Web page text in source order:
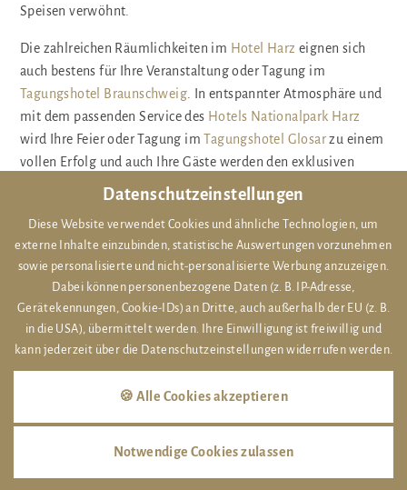
Datenschutzeinstellungen
Diese Website verwendet Cookies und ähnliche Technologien, um
externe Inhalte einzubinden, statistische Auswertungen vorzunehmen
sowie personalisierte und nicht-personalisierte Werbung anzuzeigen.
Dabei können personenbezogene Daten (z. B. IP-Adresse,
Gerätekennungen, Cookie-IDs) an Dritte, auch außerhalb der EU (z. B.
in die USA), übermittelt werden. Ihre Einwilligung ist freiwillig und
kann jederzeit über die Datenschutzeinstellungen widerrufen werden.
🍪 Alle Cookies akzeptieren
Notwendige Cookies zulassen
Speisen verwöhnt.
Die zahlreichen Räumlichkeiten im Hotel Harz eignen sich
auch bestens für Ihre Veranstaltung oder Tagung im
Tagungshotel Braunschweig . In entspannter Atmosphäre und
mit dem passenden Service des Hotels Nationalpark Harz
wird Ihre Feier oder Tagung imTagungshotel Glosarzu einem
vollen Erfolg und auch Ihre Gäste werden den exklusiven
Hotels Bad Harzburg
lieben. Und auch die
Hotels Harz
beste Voraussetzungen für eine gelungene Veranstaltung im
Seminarhotel Harz.
Rund um dasRomantik Hotel Harzgibt es während Ihres
Urlaubs im Harzviel zu erkunden. Der schöne Nationalpark
Harz lädt zum Staunen und Entdecken ein. Wandern,
Radfahren, Walken oder Golfen stehen auf demHarz Urlaub
bestens präparierte Pisten und auch bei schlechtem Wetter
weiß dasHarz Hoteltolle Ausflugsmöglichkeiten. Ihr
Wellnessurlaub Harzwird imHotel Nationalpark Harz